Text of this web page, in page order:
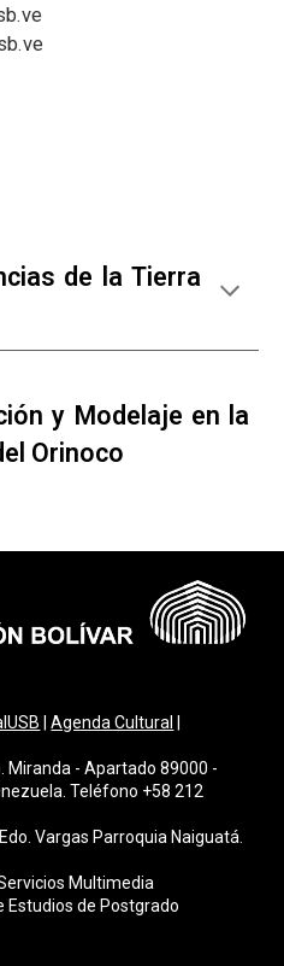
de la Tierra
y Modelaje en la
Orinoco
|Agenda Cultural
Miranda - Apartado 89000 -
Teléfono +58 212
Vargas Parroquia Naiguatá.
Multimedia
Estudios de Postgrado